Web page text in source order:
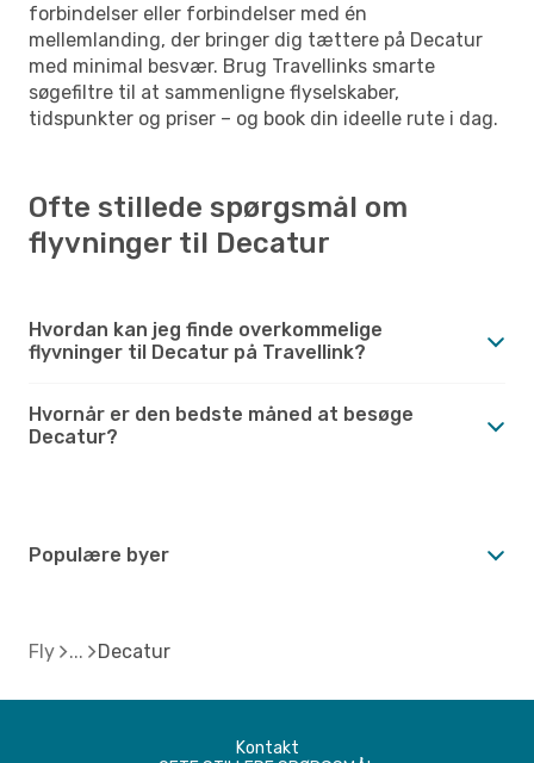
forbindelser eller forbindelser med én
mellemlanding, der bringer dig tættere på Decatur
med minimal besvær. Brug Travellinks smarte
søgefiltre til at sammenligne flyselskaber,
tidspunkter og priser – og book din ideelle rute i dag.
Ofte stillede spørgsmål om
flyvninger til Decatur
Hvordan kan jeg finde overkommelige
flyvninger til Decatur på Travellink?
Hvornår er den bedste måned at besøge
Decatur?
Populære byer
Fly Decatur
Kontakt